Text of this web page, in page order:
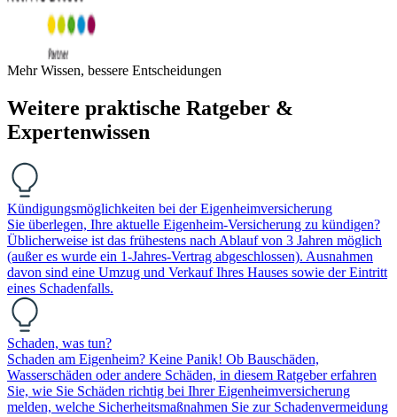
Mehr Wissen, bessere Entscheidungen
Weitere praktische Ratgeber &
Expertenwissen
Kündigungsmöglichkeiten bei der Eigenheimversicherung
Sie überlegen, Ihre aktuelle Eigenheim-Versicherung zu kündigen?
Üblicherweise ist das frühestens nach Ablauf von 3 Jahren möglich
(außer es wurde ein 1-Jahres-Vertrag abgeschlossen). Ausnahmen
davon sind eine Umzug und Verkauf Ihres Hauses sowie der Eintritt
eines Schadenfalls.
Schaden, was tun?
Schaden am Eigenheim? Keine Panik! Ob Bauschäden,
Wasserschäden oder andere Schäden, in diesem Ratgeber erfahren
Sie, wie Sie Schäden richtig bei Ihrer Eigenheimversicherung
melden, welche Sicherheitsmaßnahmen Sie zur Schadenvermeidung